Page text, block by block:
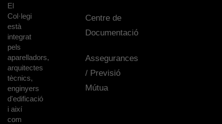
El
Col·legi
està
integrat
pels
aparelladors,
arquitectes
tècnics,
enginyers
d'edificació
i així
com
Centre de
Documentació
Assegurances
/ Previsió
Mútua